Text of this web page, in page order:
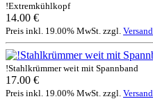
!Extremkühlkopf
14.00 €
Preis inkl. 19.00% MwSt. zzgl. Versand
!Stahlkrümmer weit mit Spannband
17.00 €
Preis inkl. 19.00% MwSt. zzgl. Versand